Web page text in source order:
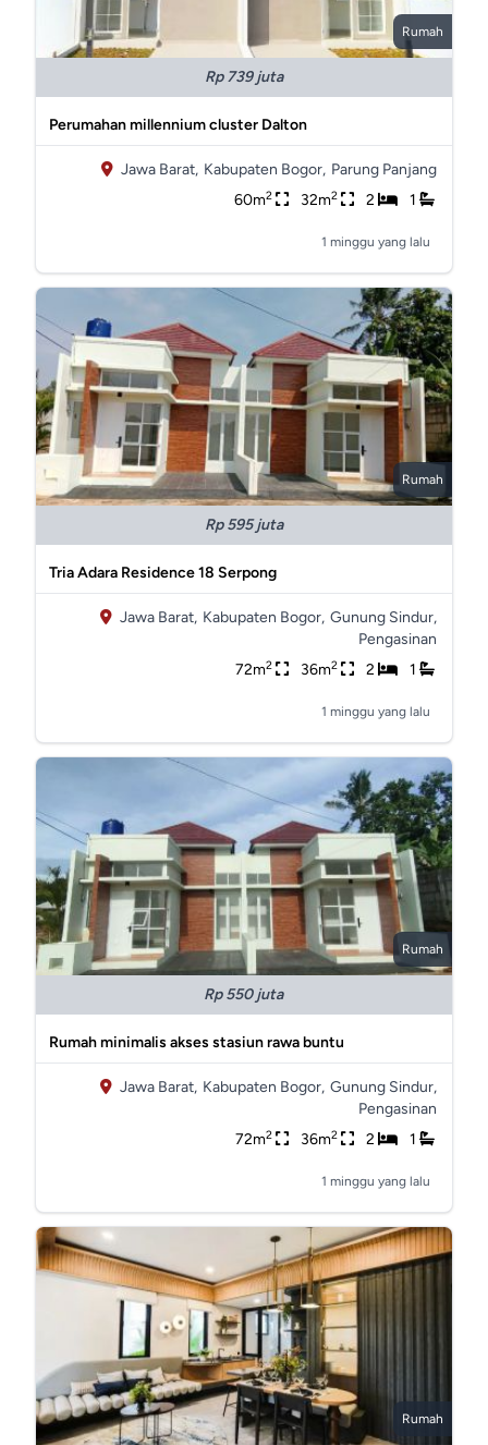
Rumah
Rp 739 juta
Perumahan millennium cluster Dalton
Jawa Barat, Kabupaten Bogor, Parung Panjang
60m2 32m2 2 1
1 minggu yang lalu
Rumah
Rp 595 juta
Tria Adara Residence 18 Serpong
Jawa Barat, Kabupaten Bogor, Gunung Sindur,
Pengasinan
72m2 36m2 2 1
1 minggu yang lalu
Rumah
Rp 550 juta
Rumah minimalis akses stasiun rawa buntu
Jawa Barat, Kabupaten Bogor, Gunung Sindur,
Pengasinan
72m2 36m2 2 1
1 minggu yang lalu
Rumah